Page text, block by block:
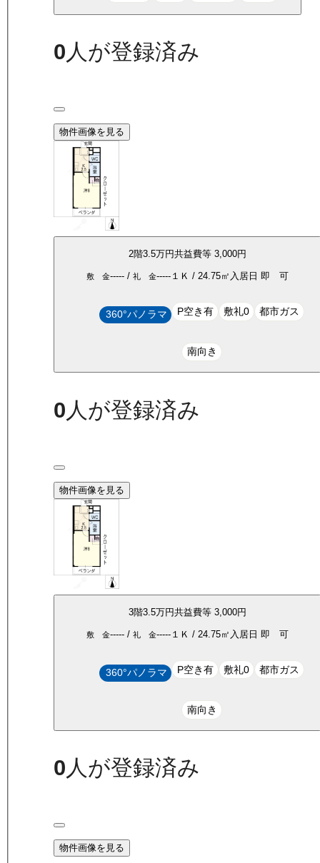
0 人が登録済み
物件画像を見る
2階3.5万円共益費等3,000円
敷 金----- /礼 金----- １Ｋ /24.75㎡ 入居日 即 可
360°パノラマ P空き有 敷礼0 都市ガス
南向き
0 人が登録済み
物件画像を見る
3階3.5万円共益費等3,000円
敷 金----- /礼 金----- １Ｋ /24.75㎡ 入居日 即 可
360°パノラマ P空き有 敷礼0 都市ガス
南向き
0人が登録済み
物件画像を見る